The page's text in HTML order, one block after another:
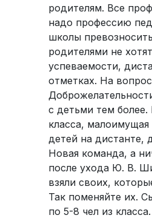
родителям. Все
надо профессию
школы
родителями не
успеваемости,
отметках. На
с детьми тем
класса,
детей на дистанте,
Новая команда, а
после ухода Ю. В.
взяли своих,
Так поменяйте их.
по 5-8 чел из